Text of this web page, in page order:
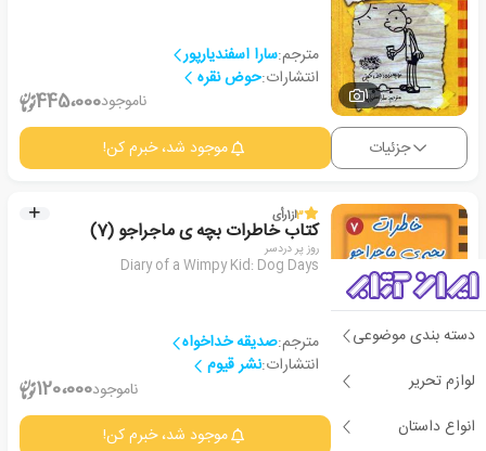
دسته بندی موضوعی
لوازم تحریر
انواع داستان
1
مترجم:سارا اسفندیارپور
انتشارات:حوض نقره
ناموجود445،000
جزئیات موجود شد، خبرم کن!
3از1رأی
کتاب خاطرات بچه ی ماجراجو (7)
روز پر دردسر
Diary of a Wimpy Kid: Dog Days
مترجم:صدیقه خداخواه
انتشارات:نشر قیوم
ناموجود120،000
جزئیات موجود شد، خبرم کن!